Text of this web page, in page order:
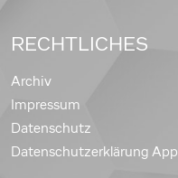
RECHTLICHES
Archiv
Impressum
Datenschutz
Datenschutzerklärung App